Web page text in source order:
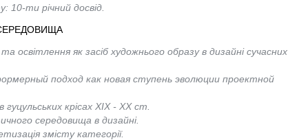
10-ти річний досвід.
та освітлення як засіб художнього образу в дизайні сучасних
подход как новая ступень эволюции проектной
гуцульських крісах XIX - ХХ ст.
середовища в дизайні.
змісту категорії.